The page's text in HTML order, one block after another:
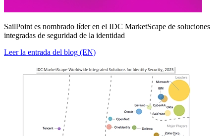
SailPoint es nombrado líder en el IDC MarketScape de soluciones
integradas de seguridad de la identidad
Leer la entrada del blog (EN)